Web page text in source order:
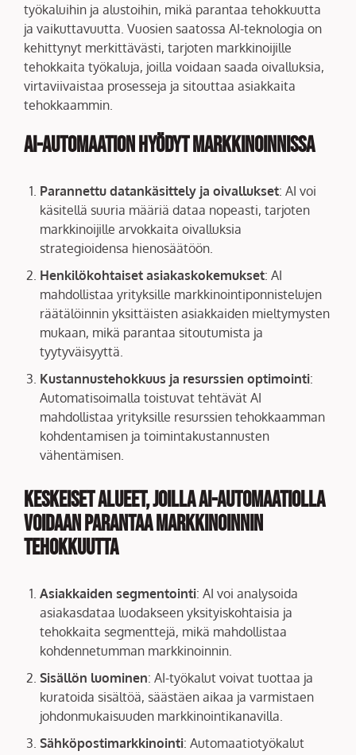
työkaluihin ja alustoihin, mikä parantaa tehokkuutta
ja vaikuttavuutta. Vuosien saatossa AI-teknologia on
kehittynyt merkittävästi, tarjoten markkinoijille
tehokkaita työkaluja, joilla voidaan saada oivalluksia,
virtaviivaistaa prosesseja ja sitouttaa asiakkaita
tehokkaammin.
AI-automaation hyödyt markkinoinnissa
Parannettu datankäsittely ja oivallukset: AI voi
käsitellä suuria määriä dataa nopeasti, tarjoten
markkinoijille arvokkaita oivalluksia
strategioidensa hienosäätöön.
Henkilökohtaiset asiakaskokemukset: AI
mahdollistaa yrityksille markkinointiponnistelujen
räätälöinnin yksittäisten asiakkaiden mieltymysten
mukaan, mikä parantaa sitoutumista ja
tyytyväisyyttä.
Kustannustehokkuus ja resurssien optimointi:
Automatisoimalla toistuvat tehtävät AI
mahdollistaa yrityksille resurssien tehokkaamman
kohdentamisen ja toimintakustannusten
vähentämisen.
Keskeiset alueet, joilla AI-automaatiolla
voidaan parantaa markkinoinnin
tehokkuutta
Asiakkaiden segmentointi: AI voi analysoida
asiakasdataa luodakseen yksityiskohtaisia ja
tehokkaita segmenttejä, mikä mahdollistaa
kohdennetumman markkinoinnin.
Sisällön luominen: AI-työkalut voivat tuottaa ja
kuratoida sisältöä, säästäen aikaa ja varmistaen
johdonmukaisuuden markkinointikanavilla.
Sähköpostimarkkinointi: Automaatiotyökalut